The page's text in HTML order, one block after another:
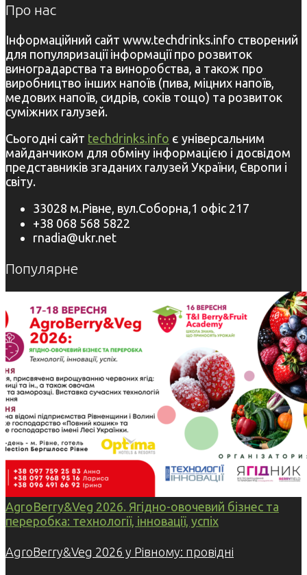
Про нас
Інформаційний сайт www.techdrinks.info створений
для популяризації інформації про розвиток
виноградарства та виноробства, а також про
виробництво інших напоїв (пива, міцних напоїв,
медових напоїв, сидрів, соків тощо) та розвиток
суміжних галузей.
Сьогодні сайт techdrinks.info є універсальним
майданчиком для обміну інформацією і досвідом
представників згаданих галузей України, Європи і
світу.
33028 м.Рівне, вул.Соборна,1 офіс 217
+38 068 568 5822
rnadia@ukr.net
Популярне
AgroBerry&Veg 2026. Ягідно-овочевий бізнес та
переробка: технології, інновації, успіх
AgroBerry&Veg 2026 у Рівному: провідні